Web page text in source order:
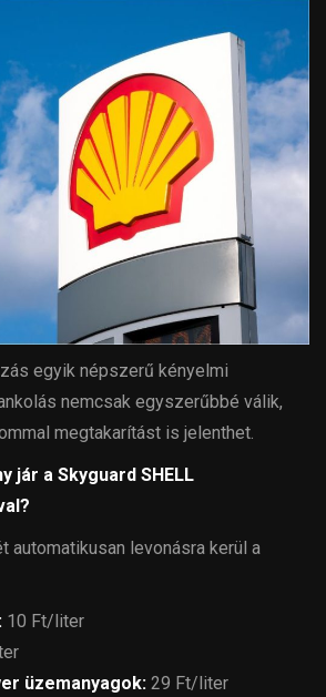
egyik népszerű kényelmi
nemcsak egyszerűbbé válik,
megtakarítást is jelenthet.
jár a Skyguard SHELL
automatikusan levonásra kerül a
10 Ft/liter
üzemanyagok: 29 Ft/liter